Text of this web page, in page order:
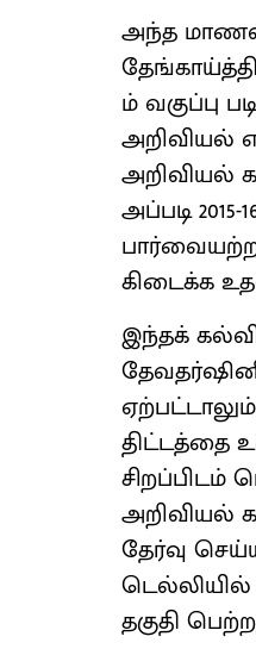
அந்த
ம் வகுப்பு
அறிவியல்
அறிவியல்
அப்படி
கிடைக்க
இந்தக்
திட்டத்தை
அறிவியல்
தேர்வு
டெல்லியில்
தகுதி